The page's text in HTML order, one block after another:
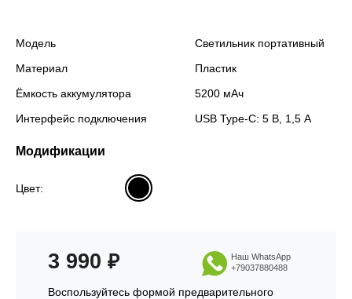
Модель
Светильник портативный
Материал
Пластик
Ёмкость аккумулятора
5200 мАч
Интерфейс подключения
USB Type-C: 5 В, 1,5 А
Модификации
Цвет:
3 990 ₽
Воспользуйтесь формой предварительного
Наш WhatsApp
+79037880488